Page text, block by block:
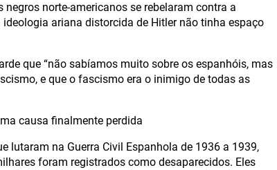
norte-americanos se rebelaram contra a
ariana distorcida de Hitler não tinha espaço
que “não sabíamos muito sobre os espanhóis, mas
e que o fascismo era o inimigo de todas as
causa finalmente perdida
lutaram na Guerra Civil Espanhola de 1936 a 1939,
foram registrados como desaparecidos. Eles